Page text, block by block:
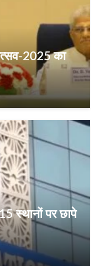
2025 का
स्थानों पर छापे